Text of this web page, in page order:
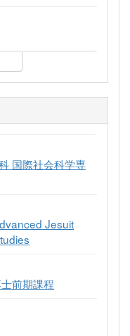
国際社会科学専
Jesuit
前期課程